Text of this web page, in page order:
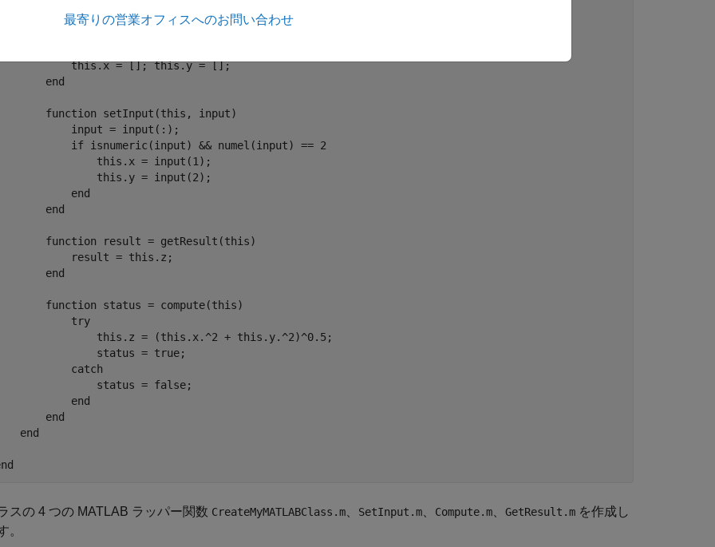
this.x = []; this.y = [];
end
function setInput(this, input)
input = input(:);
if isnumeric(input) && numel(input) == 2
this.x = input(1);
this.y = input(2);
end
end
function result = getResult(this)
result = this.z;
end
function status = compute(this)
try
this.z = (this.x.^2 + this.y.^2)^0.5;
status = true;
catch
status = false;
end
end
end
スの 4 つの MATLAB ラッパー関数 CreateMyMATLABClass.m SetInput.m Compute.m GetResult.m を作成し
。
最寄りの営業オフィスへのお問い合わせ